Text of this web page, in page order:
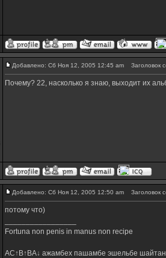
Добавлено: Сб Ноя 12, 2005 12:45 am Заголовок
Почему? 22, насколько я знаю, выходит их
Добавлено: Сб Ноя 12, 2005 12:50 am Заголовок
потому что)
Fortuna non penis in manus non recipe
AC↑B↑BA↓ ажамбех пашамбе эшельбе